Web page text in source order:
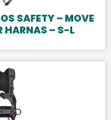
SAFETY – MOVE
HARNAS – S-L